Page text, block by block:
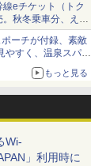
eチケット（トク
秋冬乗車分、えき
ポーチが付録、素敵
やすく、温泉スパに
もっと見る
Wi-
」利用時に